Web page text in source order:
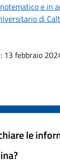
e in
di
: 13 febbraio
le